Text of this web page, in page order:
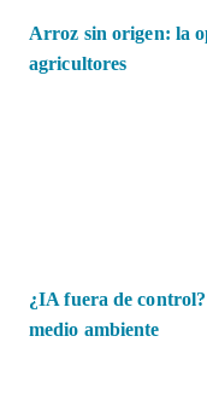
Arroz sin origen: la
agricultores
¿IA fuera de
medio ambiente